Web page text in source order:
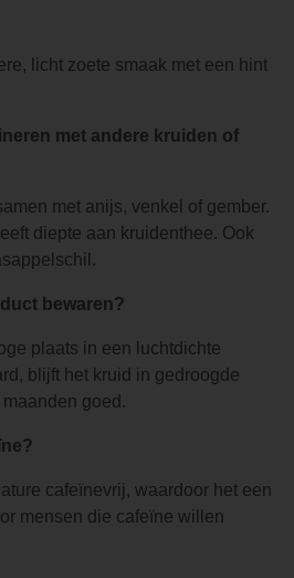
licht zoete smaak met een hint
met andere kruiden of
met anijs, venkel of gember.
diepte aan kruidenthee. Ook
bewaren?
plaats in een luchtdichte
blijft het kruid in gedroogde
goed.
cafeïnevrij, waardoor het een
mensen die cafeïne willen